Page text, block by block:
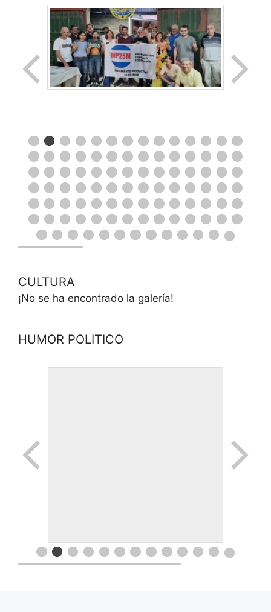
CULTURA
¡No se ha encontrado la galería!
HUMOR POLITICO